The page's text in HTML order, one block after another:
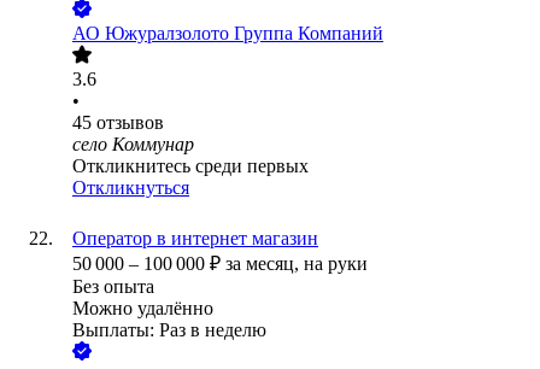
АО Южуралзолото Группа Компаний
3.6
•
45 отзывов
село Коммунар
Откликнитесь среди первых
Откликнуться
Оператор в интернет магазин
50 000 – 100 000 ₽ за месяц, на руки
Без опыта
Можно удалённо
Выплаты: Раз в неделю